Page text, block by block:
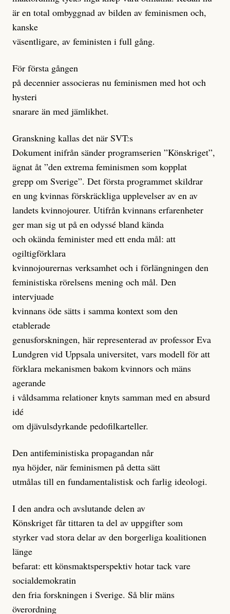
är en total ombyggnad av bilden av feminismen och,
kanske
väsentligare, av feministen i full gång.
För första gången
på decennier associeras nu feminismen med hot och
hysteri
snarare än med jämlikhet.
Granskning kallas det när SVT:s
Dokument inifrån sänder programserien ”Könskriget”,
ägnat åt ”den extrema feminismen som kopplat
grepp om Sverige”. Det första programmet skildrar
en ung kvinnas förskräckliga upplevelser av en av
landets kvinnojourer. Utifrån kvinnans erfarenheter
ger man sig ut på en odyssé bland kända
och okända feminister med ett enda mål: att
ogiltigförklara
kvinnojourernas verksamhet och i förlängningen den
feministiska rörelsens mening och mål. Den
intervjuade
kvinnans öde sätts i samma kontext som den
etablerade
genusforskningen, här representerad av professor Eva
Lundgren vid Uppsala universitet, vars modell för att
förklara mekanismen bakom kvinnors och mäns
agerande
i våldsamma relationer knyts samman med en absurd
idé
om djävulsdyrkande pedofilkarteller.
Den antifeministiska propagandan når
nya höjder, när feminismen på detta sätt
utmålas till en fundamentalistisk och farlig ideologi.
I den andra och avslutande delen av
Könskriget får tittaren ta del av uppgifter som
styrker vad stora delar av den borgerliga koalitionen
länge
befarat: ett könsmaktsperspektiv hotar tack vare
socialdemokratin
den fria forskningen i Sverige. Så blir mäns
överordning